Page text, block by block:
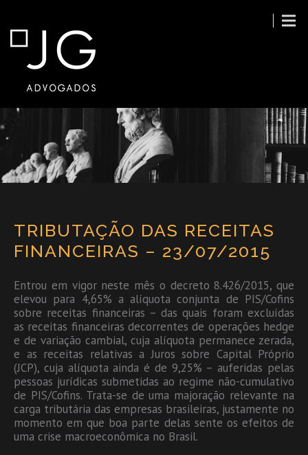
TRIBUTAÇÃO DAS RECEITAS
FINANCEIRAS – 23/07/2015
Entrou em vigor neste mês o decreto 8.426/2015, que
elevou para 4,65% a alíquota conjunta de PIS/Cofins
sobre receitas financeiras – das quais foram excluídas
as receitas financeiras decorrentes de operações hedge
e de variação cambial, cuja alíquota permanece zerada,
e as receitas relativas a Juros sobre Capital Próprio
(JCP), cuja alíquota ainda é de 9,25% – auferidas pelas
pessoas jurídicas submetidas ao regime não-cumulativo
de PIS/Cofins. Trata-se de uma majoração relevante na
carga tributária das empresas brasileiras, justamente no
momento em que boa parte delas sente os efeitos de
uma crise macroeconômica no Brasil.